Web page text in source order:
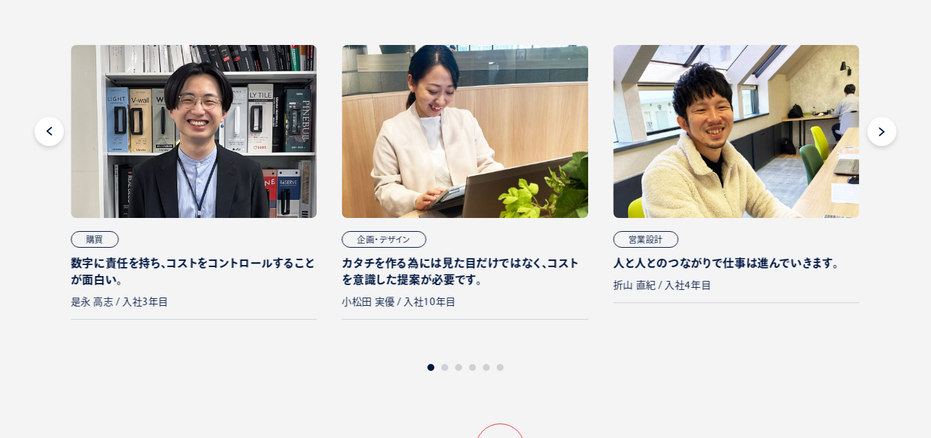
購買
数字に責任を持ち、コストをコントロールすること
が面白い。
是永 高志 / 入社3年目
企画・デザイン
カタチを作る為には見た目だけではなく、コスト
を意識した提案が必要です。
小松田 実優 / 入社10年目
営業設計
人と人とのつながりで仕事は進んでいきます。
折山 直紀 / 入社4年目